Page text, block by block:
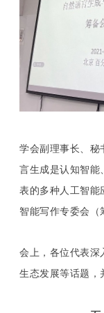
学会副理事长、秘
言生成是认知智能
表的多种人工智能
智能写作专委会（
会上，各位代表深
生态发展等话题，